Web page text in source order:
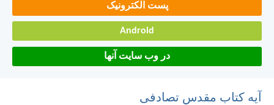
پست الکترونیک
Android
در وب سایت آنها
آیه کتاب مقدس تصادفی